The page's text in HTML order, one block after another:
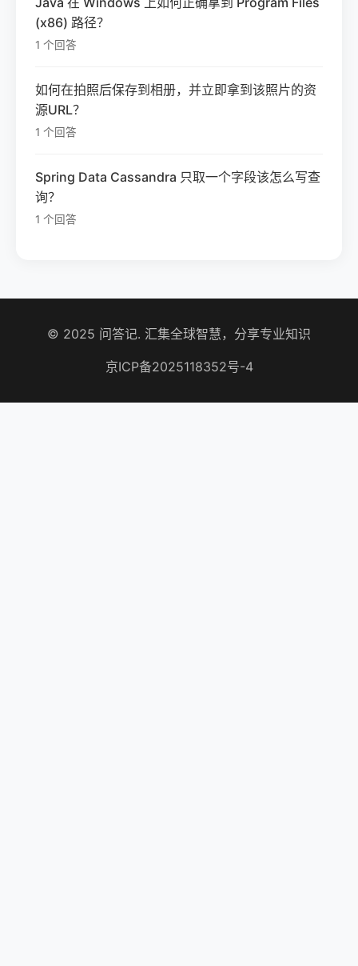
(x86) 路径？
1 个回答
如何在拍照后保存到相册，并立即拿到该照片的资
源URL？
1 个回答
Spring Data Cassandra 只取一个字段该怎么写查
询？
1 个回答
© 2025 问答记. 汇集全球智慧，分享专业知识
京ICP备2025118352号-4